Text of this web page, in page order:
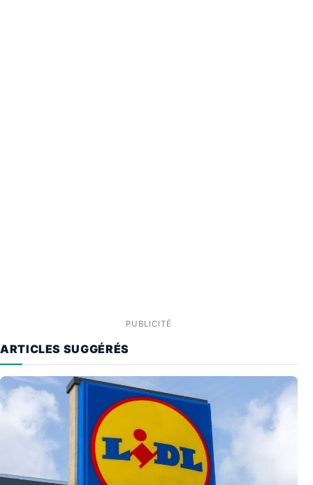
PUBLICITÉ
ARTICLES SUGGÉRÉS